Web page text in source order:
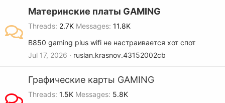
Материнские платы GAMING
Threads 2.7K Messages 11.8K
B850 gaming plus wifi не настраивается хот спот
Jul 17, 2026
ruslan.krasnov.43152002cb
Графические карты GAMING
Threads 1.5K Messages 5.8K